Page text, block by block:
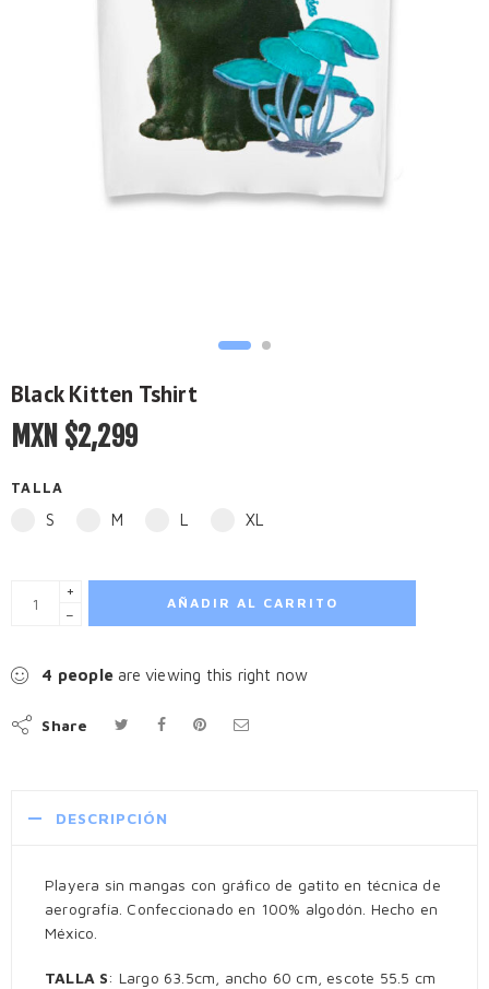
Black Kitten Tshirt
MXN $2,299
TALLA
S M L XL
+
−
AÑADIR AL CARRITO
8 people are viewing this right now
Share
DESCRIPCIÓN
Playera sin mangas con gráfico de gatito en técnica de
aerografía. Confeccionado en 100% algodón. Hecho en
México.
TALLA S: Largo 63.5cm, ancho 60 cm, escote 55.5 cm